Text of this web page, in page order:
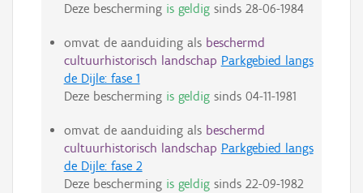
Deze bescherming is geldigsinds 28-06-1984
omvat de aanduiding als beschermd
cultuurhistorisch landschap Parkgebied langs
de Dijle: fase 1
Deze bescherming is geldigsinds 04-11-1981
omvat de aanduiding als beschermd
cultuurhistorisch landschap Parkgebied langs
de Dijle: fase 2
Deze bescherming is geldigsinds 22-09-1982